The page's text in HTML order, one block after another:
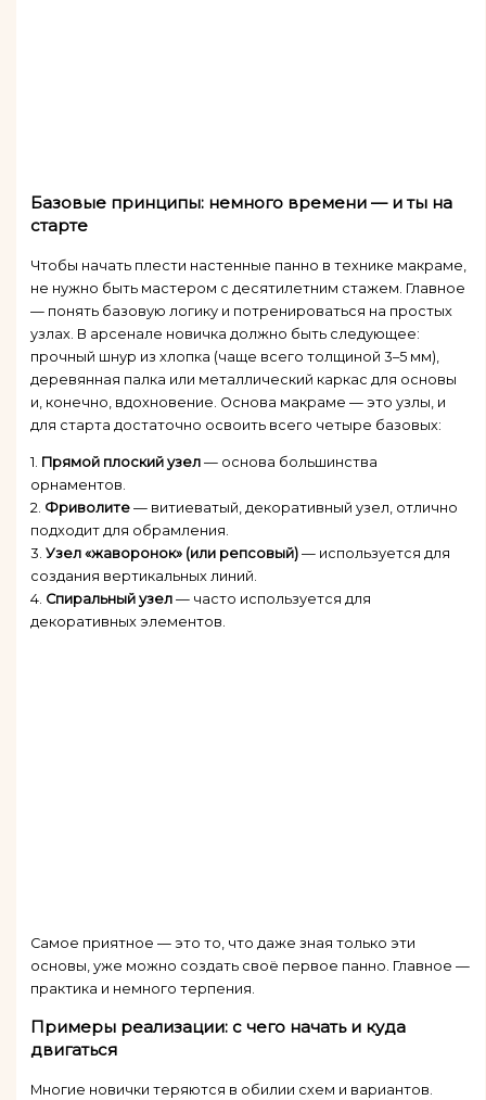
Базовые принципы: немного времени — и ты на
старте
Чтобы начать плести настенные панно в технике макраме,
не нужно быть мастером с десятилетним стажем. Главное
— понять базовую логику и потренироваться на простых
узлах. В арсенале новичка должно быть следующее:
прочный шнур из хлопка (чаще всего толщиной 3–5 мм),
деревянная палка или металлический каркас для основы
и, конечно, вдохновение. Основа макраме — это узлы, и
для старта достаточно освоить всего четыре базовых:
1. Прямой плоский узел— основа большинства
орнаментов.
2. Фриволите— витиеватый, декоративный узел, отлично
подходит для обрамления.
3. Узел «жаворонок» (или репсовый)— используется для
создания вертикальных линий.
4. Спиральный узел— часто используется для
декоративных элементов.
Самое приятное — это то, что даже зная только эти
основы, уже можно создать своё первое панно. Главное —
практика и немного терпения.
Примеры реализации: с чего начать и куда
двигаться
Многие новички теряются в обилии схем и вариантов.